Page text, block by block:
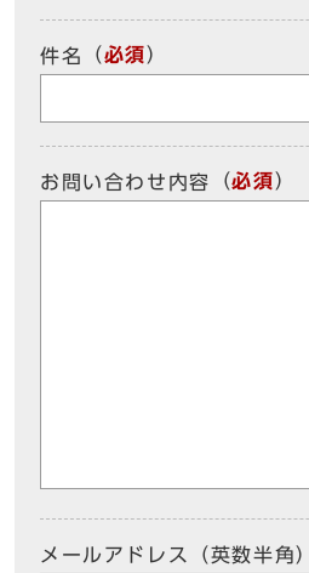
件名 （必須）
お問い合わせ内容 （必須）
メールアドレス（英数半角）